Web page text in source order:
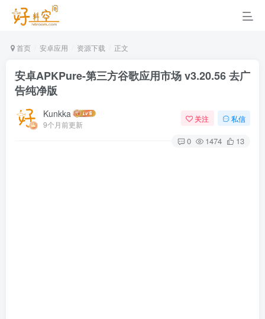
首页 安卓应用 资源下载 正文
安卓APKPure-第三方谷歌应用市场 v3.20.56 去广
告纯净版
Kunkka
9个月前更新
关注 私信
0 1474 13